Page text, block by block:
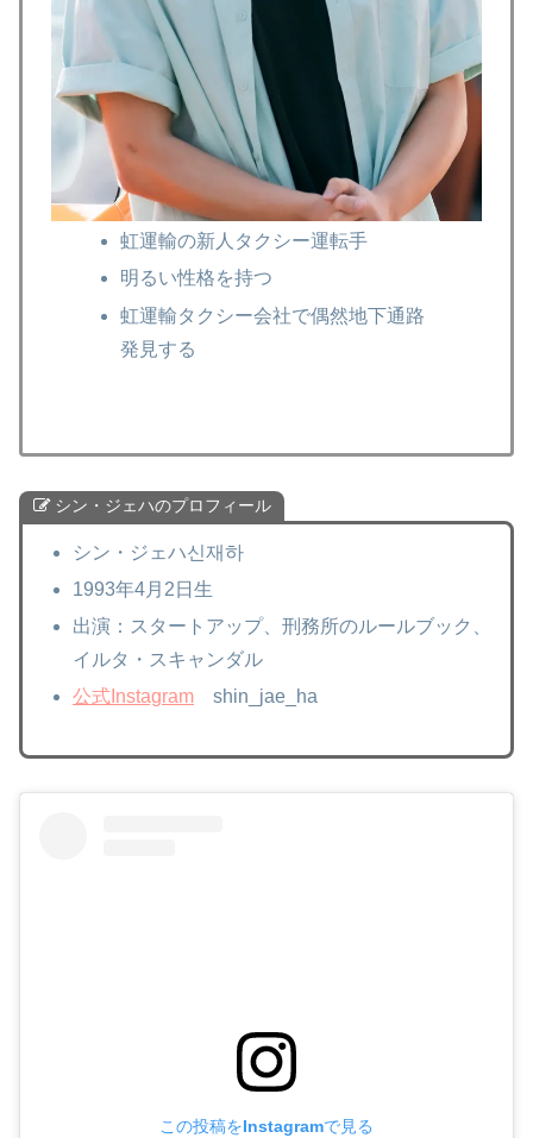
虹運輸の新人タクシー運転手
明るい性格を持つ
虹運輸タクシー会社で偶然地下通路
発見する
シン・ジェハのプロフィール
シン・ジェハ신재하
1993年4月2日生
出演：スタートアップ、刑務所のルールブック、
イルタ・スキャンダル
公式Instagramshin_jae_ha
この投稿をInstagramで見る